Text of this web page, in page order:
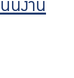
นงาน